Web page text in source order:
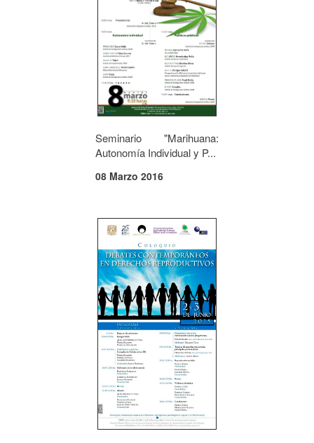
Seminario "Marihuana:
Autonomía Individual y P...
08 Marzo 2016